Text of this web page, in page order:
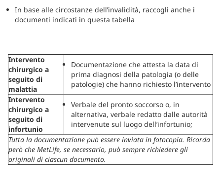
In base alle circostanze dell’invalidità, raccogli anche i
documenti indicati in questa tabella
Intervento
chirurgico a
seguito di
malattia
Documentazione che attesta la data di
prima diagnosi della patologia (o delle
patologie) che hanno richiesto l’intervento
Intervento
chirurgico a
seguito di
infortunio
Verbale del pronto soccorso o, in
alternativa, verbale redatto dalle autorità
intervenute sul luogo dell’infortunio;
Tutta la documentazione può essere inviata in fotocopia. Ricorda
però che MetLife, se necessario, può sempre richiedere gli
originali di ciascun documento.